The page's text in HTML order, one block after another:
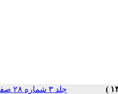
جلد ۳ شماره ۲۸ صفحات ۵-۱